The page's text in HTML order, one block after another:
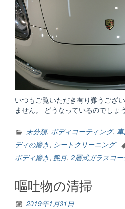
いつもご覧いただき有り難うござ
ません。 どうなっているのでしょ
未分類, ボディコーティング,
ディの磨き, シートクリーニング
ボディ磨き, 艶月, 2層式ガラスコ
嘔吐物の清掃
2019年1月31日